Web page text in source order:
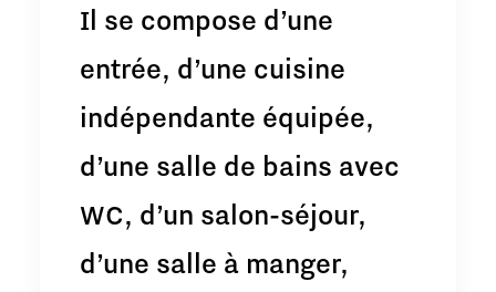
Il se compose d’une
entrée, d’une cuisine
indépendante équipée,
d’une salle de bains avec
WC, d’un salon-séjour,
d’une salle à manger,